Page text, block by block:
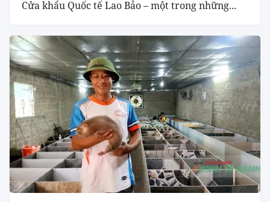
Cửa khẩu Quốc tế Lao Bảo – một trong những...